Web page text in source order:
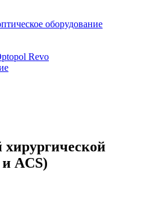
оборудование
Revo
ACS)